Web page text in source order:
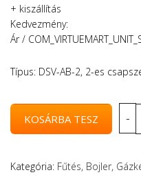
+ kiszállítás
Kedvezmény:
Ár /
Típus: DSV-AB-2, 2-es
Kategória: Fűtés, Bojler,